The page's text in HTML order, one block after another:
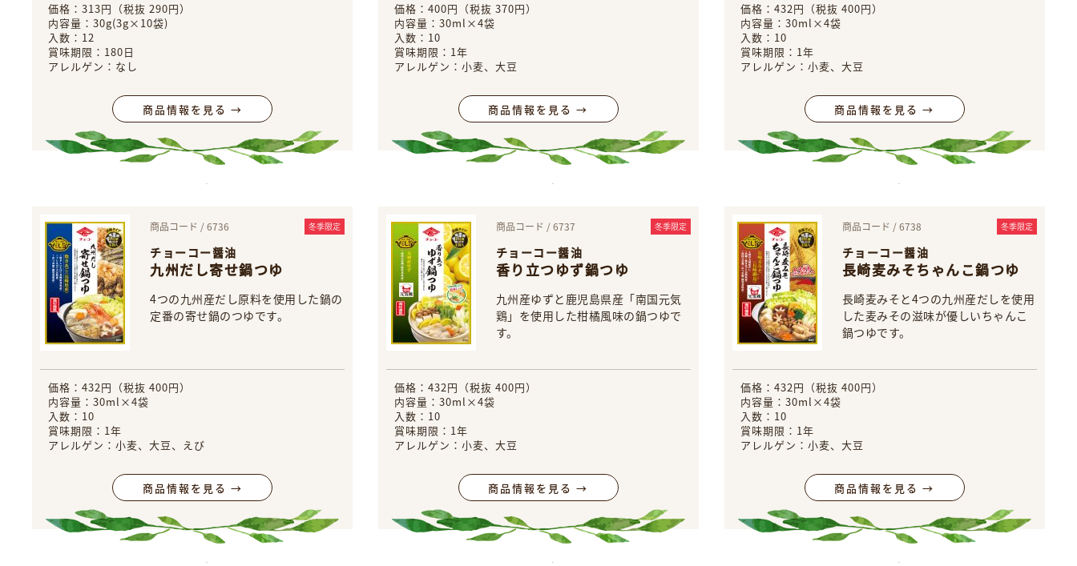
価格：313円（税抜 290円）
内容量：30g(3g×10袋)
入数：12
賞味期限：180日
アレルゲン：なし
商品情報を見る →
価格：400円（税抜 370円）
内容量：30ml×4袋
入数：10
賞味期限：1年
アレルゲン：小麦、大豆
商品情報を見る →
価格：432円（税抜 400円）
内容量：30ml×4袋
入数：10
賞味期限：1年
アレルゲン：小麦、大豆
商品情報を見る →
商品コード / 6736 冬季限定
チョーコー醤油
九州だし寄せ鍋つゆ
4つの九州産だし原料を使用した鍋の
定番の寄せ鍋のつゆです。
価格：432円（税抜 400円）
内容量：30ml×4袋
入数：10
賞味期限：1年
アレルゲン：小麦、大豆、えび
商品情報を見る →
商品コード / 6737 冬季限定
チョーコー醤油
香り立つゆず鍋つゆ
九州産ゆずと鹿児島県産「南国元気
鶏」を使用した柑橘風味の鍋つゆで
す。
価格：432円（税抜 400円）
内容量：30ml×4袋
入数：10
賞味期限：1年
アレルゲン：小麦、大豆
商品情報を見る →
商品コード / 6738 冬季限定
チョーコー醤油
長崎麦みそちゃんこ鍋つゆ
長崎麦みそと4つの九州産だしを使用
した麦みその滋味が優しいちゃんこ
鍋つゆです。
価格：432円（税抜 400円）
内容量：30ml×4袋
入数：10
賞味期限：1年
アレルゲン：小麦、大豆
商品情報を見る →